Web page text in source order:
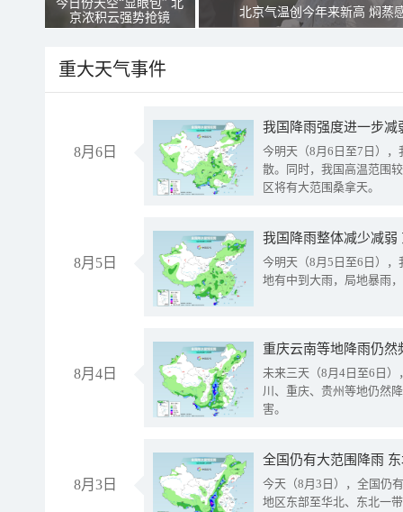
今日份天空“显眼包” 北
京浓积云强势抢镜
北京气温创今年来新高 焖蒸
重大天气事件
8月6日
今明天（8月6日至7日）
散。同时，我国高温范围
区将有大范围桑拿天。
8月5日
我国降雨整体减少减弱
今明天（8月5日至6日）
地有中到大雨，局地暴雨
8月4日
重庆云南等地降雨仍然
未来三天（8月4日至6日
川、重庆、贵州等地仍然
害。
8月3日
全国仍有大范围降雨
今天（8月3日），全国仍
地区东部至华北、东北一